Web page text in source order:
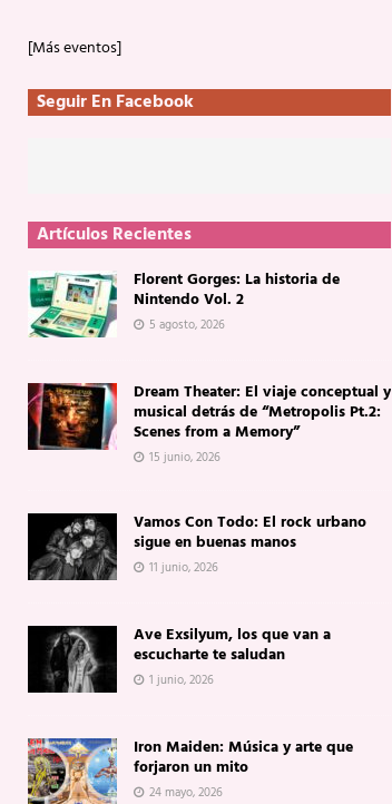
[Más eventos]
Seguir En Facebook
Artículos Recientes
Florent Gorges: La historia de
Nintendo Vol. 2
5 agosto, 2026
Dream Theater: El viaje conceptual y
musical detrás de “Metropolis Pt.2:
Scenes from a Memory”
15 junio, 2026
Vamos Con Todo: El rock urbano
sigue en buenas manos
11 junio, 2026
Ave Exsilyum, los que van a
escucharte te saludan
1 junio, 2026
Iron Maiden: Música y arte que
forjaron un mito
24 mayo, 2026